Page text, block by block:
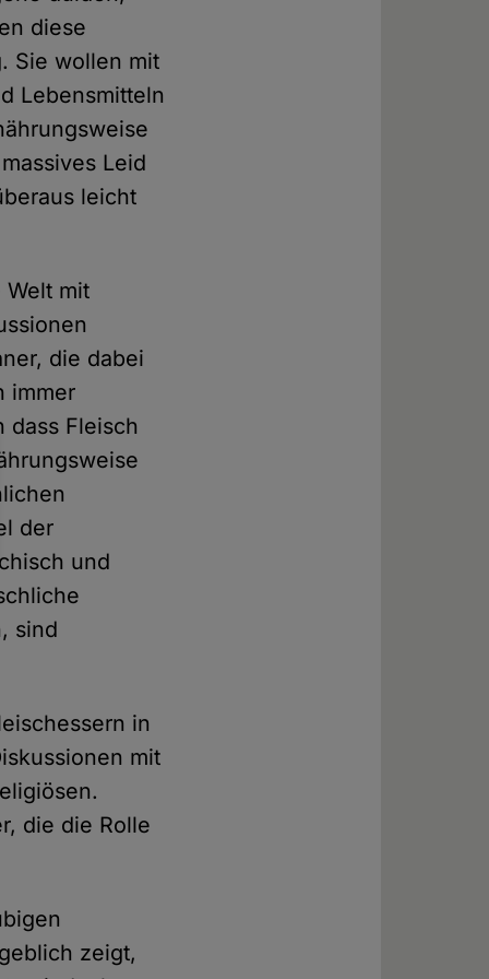
diese
Sie wollen mit
Lebensmitteln
Leid
leicht
Welt mit
die dabei
immer
dass Fleisch
der
und
sind
in
mit
die die Rolle
zeigt,